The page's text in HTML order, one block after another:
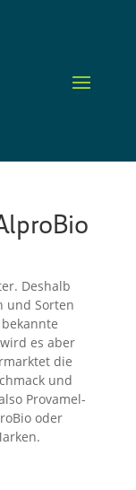
Deshalb
und Sorten
es aber
die
und
Prova­mel-
oder